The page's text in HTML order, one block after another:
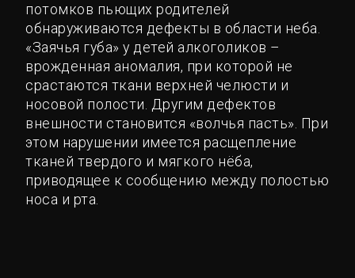
потомков пьющих родителей
обнаруживаются дефекты в области неба.
«Заячья губа» у детей алкоголиков –
врожденная аномалия, при которой не
срастаются ткани верхней челюсти и
носовой полости. Другим дефектов
внешности становится «волчья пасть». При
этом нарушении имеется расщепление
тканей твердого и мягкого нёба,
приводящее к сообщению между полостью
носа и рта.